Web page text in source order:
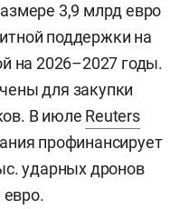
3,9 млрд евро
поддержки на
на 2026–2027 годы.
для закупки
В июле Reuters
профинансирует
ударных дронов